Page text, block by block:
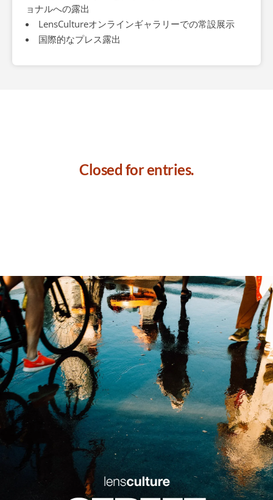
ョナルへの露出
LensCultureオンラインギャラリーでの常設展示
国際的なプレス露出
Closed for entries.